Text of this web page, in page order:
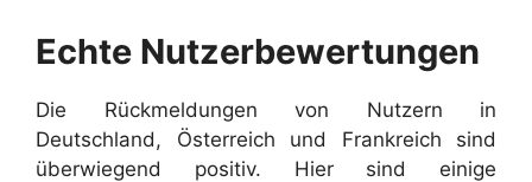
Echte Nutzerbewertungen
Die Rückmeldungen von Nutzern in
Deutschland, Österreich und Frankreich sind
überwiegend positiv. Hier sind einige